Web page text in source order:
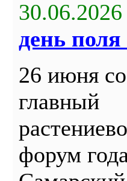
30.06.2026
день поля
26 июня
главный
форум